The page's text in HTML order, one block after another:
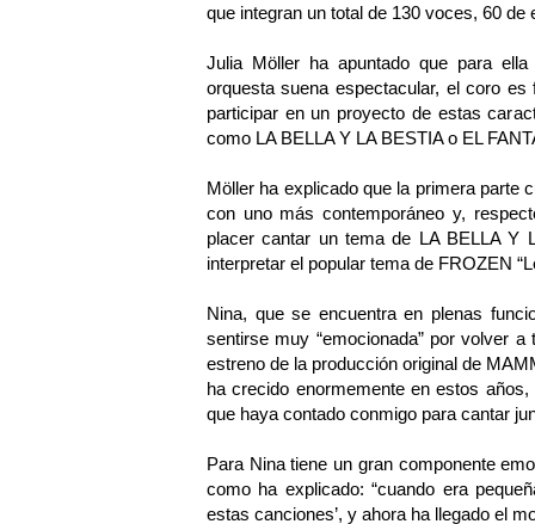
que integran un total de 130 voces, 60 de
Julia Möller ha apuntado que para
orquesta suena espectacular, el coro
participar en un proyecto de estas
como LA BELLA Y LA BESTIA o EL
Möller ha explicado que la primera parte
con uno más contemporáneo y,
placer cantar un tema de LA BELLA Y
interpretar el popular tema de FROZEN
Nina, que se encuentra en plenas
sentirse muy “emocionada” por volver
estreno de la producción original de
ha crecido enormemente en estos
que haya contado conmigo para cantar
Para Nina tiene un gran componente
como ha explicado: “cuando era
estas canciones’, y ahora ha llegado el